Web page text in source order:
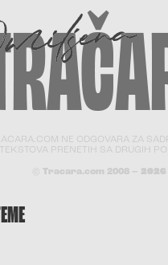
NE ODGOVARA ZA
TEKSTOVA PRENETIH SA DRUGIH
© Tracara.com 2008 – 2026